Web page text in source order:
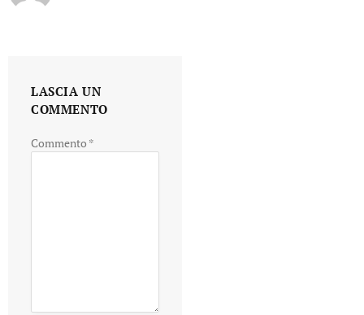
LASCIA UN
COMMENTO
Commento *